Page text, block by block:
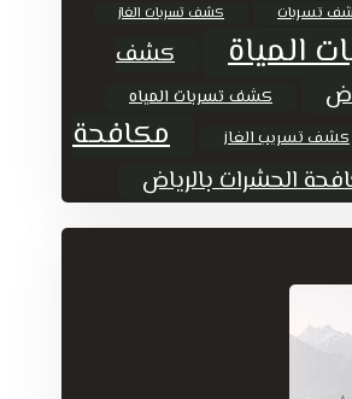
تسربات كشف تسربات الغاز
المياة
كشف
كشف تسربات المياه
كشف تسريب الغاز
مكافحة
الحشرات بالرياض